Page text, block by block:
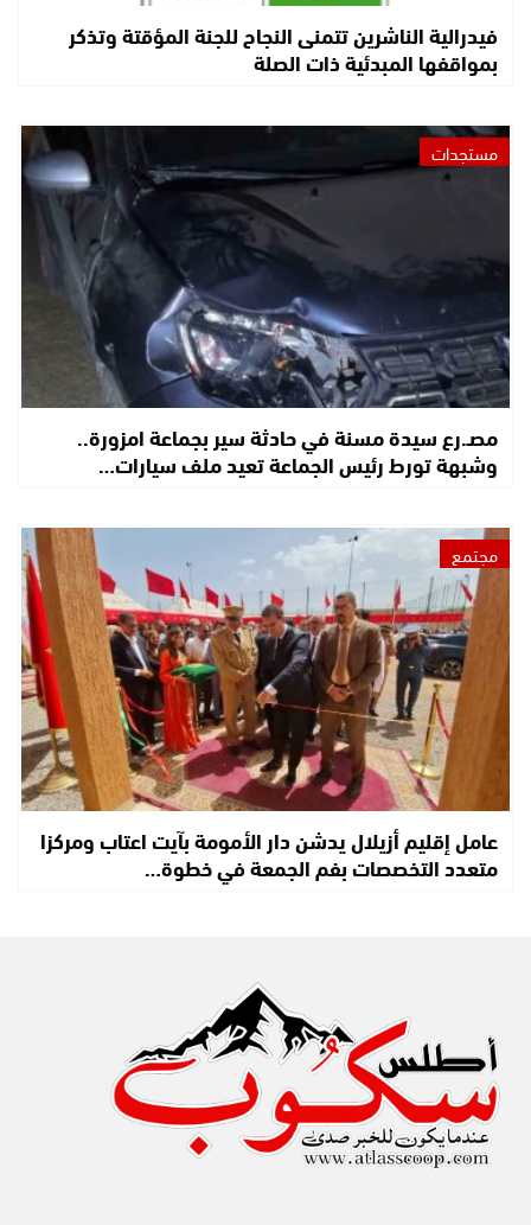
فيدرالية الناشرين تتمنى النجاح للجنة المؤقتة وتذكر
بمواقفها المبدئية ذات الصلة
مستجدات
مصـ.رع سيدة مسنة في حادثة سير بجماعة امزورة..
وشبهة تورط رئيس الجماعة تعيد ملف سيارات…
مجتمع
عامل إقليم أزيلال يدشن دار الأمومة بآيت اعتاب ومركزا
متعدد التخصصات بفم الجمعة في خطوة…